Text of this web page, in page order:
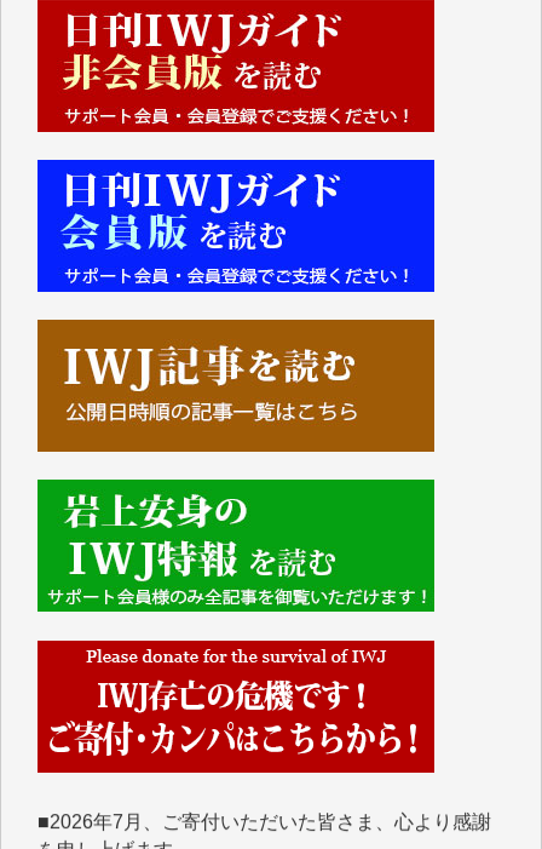
■■■■■■
IWJには、ご寄付・カンパをいただいた方々より、た
めて、その一部をここにご紹介いたします。
■2026年7月、ご寄付いただいた皆さま、心より感謝
を申し上げます。
Y.H. 様
Y.Y. 様